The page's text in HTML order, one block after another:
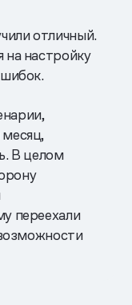
отличный.
настройку
В целом
переехали